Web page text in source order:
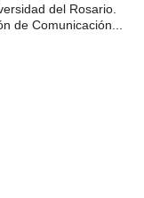
del Rosario.
de Comunicación